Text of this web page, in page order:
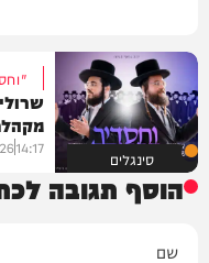
סינגלים 14:17
הוסף תגובה